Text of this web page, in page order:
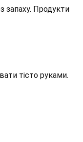
запаху. Продукти
тісто руками.